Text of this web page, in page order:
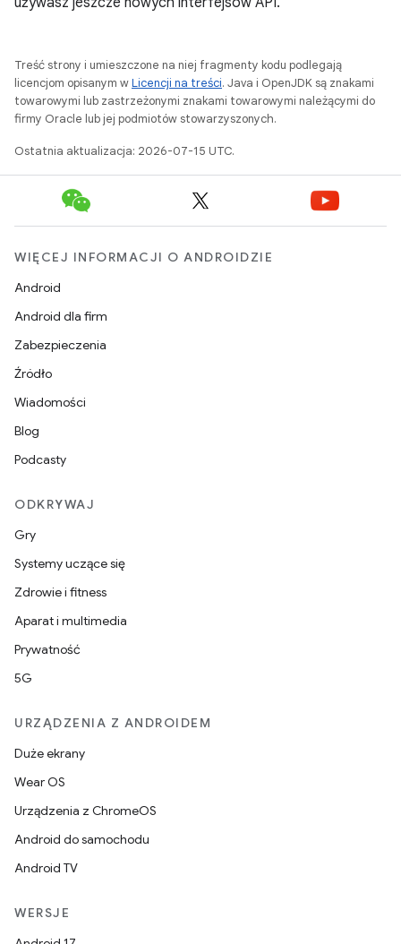
Treść strony i umieszczone na niej fragmenty kodu podlegają
licencjom opisanym wLicencji na treści. Java i OpenJDK są znakami
towarowymi lub zastrzeżonymi znakami towarowymi należącymi do
firmy Oracle lub jej podmiotów stowarzyszonych.
Ostatnia aktualizacja: 2026-07-15 UTC.
WIĘCEJ INFORMACJI O ANDROIDZIE
Android
Android dla firm
Zabezpieczenia
Źródło
Wiadomości
Blog
Podcasty
ODKRYWAJ
Gry
Systemy uczące się
Zdrowie i fitness
Aparat i multimedia
Prywatność
5G
URZĄDZENIA Z ANDROIDEM
Duże ekrany
Wear OS
Urządzenia z ChromeOS
Android do samochodu
Android TV
WERSJE